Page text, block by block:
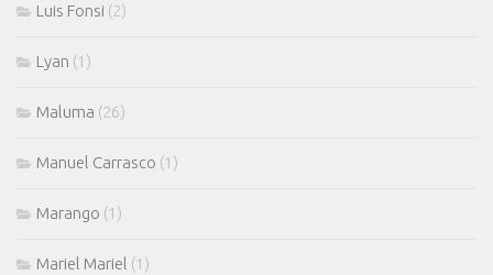
Luis Fonsi (2)
Lyan (1)
Maluma (26)
Manuel Carrasco (1)
Marango (1)
Mariel Mariel (1)